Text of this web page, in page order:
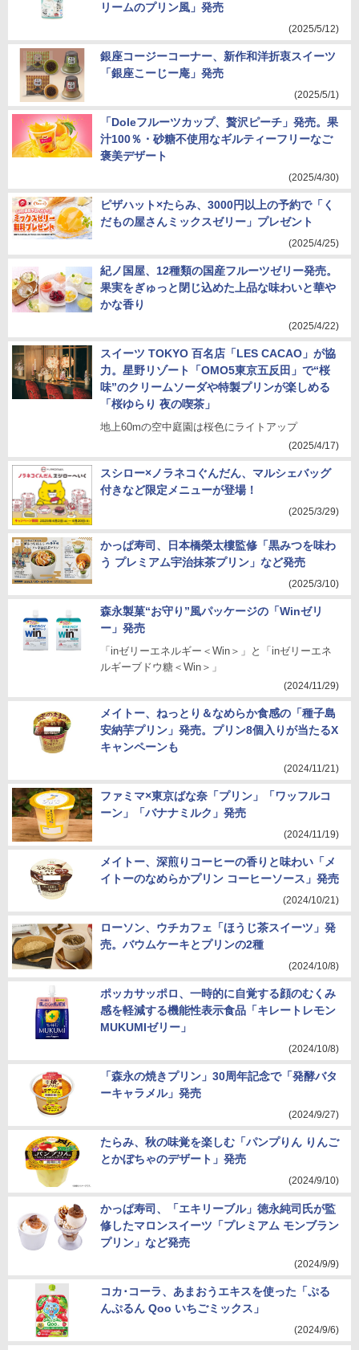
リームのプリン風」発売
(2025/5/12)
銀座コージーコーナー、新作和洋折衷スイーツ
「銀座こーじー庵」発売
(2025/5/1)
「Doleフルーツカップ、贅沢ピーチ」発売。果
汁100％・砂糖不使用なギルティーフリーなご
褒美デザート
(2025/4/30)
ピザハット×たらみ、3000円以上の予約で「く
だもの屋さんミックスゼリー」プレゼント
(2025/4/25)
紀ノ国屋、12種類の国産フルーツゼリー発売。
果実をぎゅっと閉じ込めた上品な味わいと華や
かな香り
(2025/4/22)
スイーツ TOKYO 百名店「LES CACAO」が協
力。星野リゾート「OMO5東京五反田」で“桜
味”のクリームソーダや特製プリンが楽しめる
「桜ゆらり 夜の喫茶」
地上60mの空中庭園は桜色にライトアップ
(2025/4/17)
スシロー×ノラネコぐんだん、マルシェバッグ
付きなど限定メニューが登場！
(2025/3/29)
かっぱ寿司、日本橋榮太樓監修「黒みつを味わ
う プレミアム宇治抹茶プリン」など発売
(2025/3/10)
森永製菓“お守り”風パッケージの「Winゼリ
ー」発売
「inゼリーエネルギー＜Win＞」と「inゼリーエネ
ルギーブドウ糖＜Win＞」
(2024/11/29)
メイトー、ねっとり＆なめらか食感の「種子島
安納芋プリン」発売。プリン8個入りが当たるX
キャンペーンも
(2024/11/21)
ファミマ×東京ばな奈「プリン」「ワッフルコ
ーン」「バナナミルク」発売
(2024/11/19)
メイトー、深煎りコーヒーの香りと味わい「メ
イトーのなめらかプリン コーヒーソース」発売
(2024/10/21)
ローソン、ウチカフェ「ほうじ茶スイーツ」発
売。バウムケーキとプリンの2種
(2024/10/8)
ポッカサッポロ、一時的に自覚する顔のむくみ
感を軽減する機能性表示食品「キレートレモン
MUKUMIゼリー」
(2024/10/8)
「森永の焼きプリン」30周年記念で「発酵バタ
ーキャラメル」発売
(2024/9/27)
たらみ、秋の味覚を楽しむ「パンプりん りんご
とかぼちゃのデザート」発売
(2024/9/10)
かっぱ寿司、「エキリーブル」徳永純司氏が監
修したマロンスイーツ「プレミアム モンブラン
プリン」など発売
(2024/9/9)
コカ･コーラ、あまおうエキスを使った「ぷる
んぷるん Qoo いちごミックス」
(2024/9/6)